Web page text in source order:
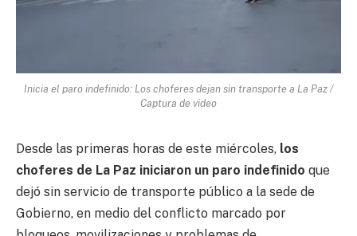
Inicia el paro indefinido: Los choferes dejan sin transporte a La Paz /
Captura de video
Desde las primeras horas de este miércoles, los
choferes de La Paz iniciaron un paro indefinido que
dejó sin servicio de transporte público a la sede de
Gobierno, en medio del conflicto marcado por